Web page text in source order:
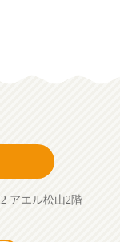
アエル松山2階